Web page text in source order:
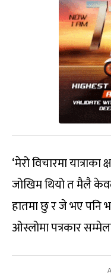
‘मेरो विचारमा
जोखिम थियो त मैलै
हातमा छु र जे भए पनि
ओस्लोमा पत्रकार